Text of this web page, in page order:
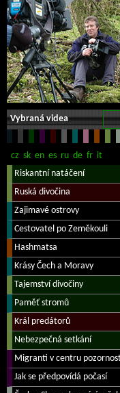
Vybraná videa